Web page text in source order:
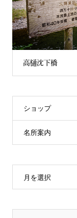
高樋沈下橋
ショップ
名所案内
月を選択